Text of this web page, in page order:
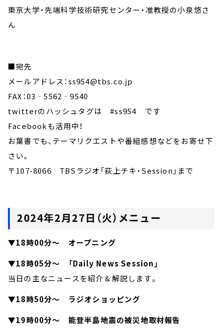
東京大学・先端科学技術研究センター・准教授の小泉悠さ
ん
■宛先
メールアドレス：ss954@tbs.co.jp
FAX：03‐5562‐9540
twitterのハッシュタグは #ss954 です
Facebookも活用中！
お葉書でも、テーマリクエストや番組感想などをお寄せ下
さい。
〒107-8066 TBSラジオ「荻上チキ・Session」まで
2024年2月27日（火）メニュー
▼18時00分～ オープニング
▼18時05分～ 「Daily News Session」
当日の主なニュースを紹介＆解説します。
▼18時50分～ ラジオショッピング
▼19時00分～ 能登半島地震の被災地取材報告